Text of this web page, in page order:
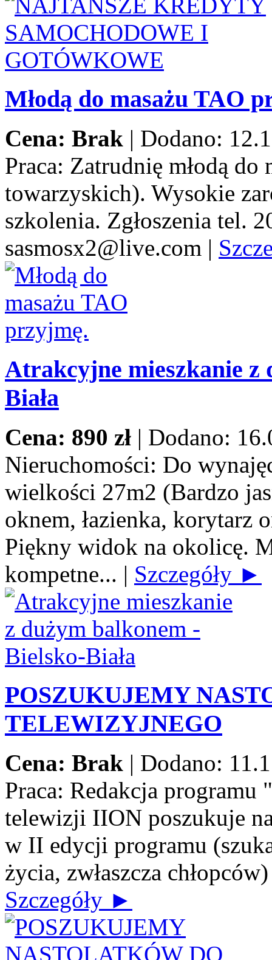
Młodą do masażu TAO
Cena: Brak | Dodano:
Praca: Zatrudnię młodą do
towarzyskich). Wysokie
szkolenia. Zgłoszenia tel.
sasmosx2@live.com |
Atrakcyjne mieszkanie z
Biała
Cena: 890 zł | Dodano:
Nieruchomości: Do
wielkości 27m2 (Bardzo
oknem, łazienka, korytarz
Piękny widok na okolicę.
kompetne... | Szczegóły ►
POSZUKUJEMY
TELEWIZYJNEGO
Cena: Brak | Dodano:
Praca: Redakcja programu
telewizji IION poszukuje
w II edycji programu
życia, zwłaszcza
Szczegóły ►